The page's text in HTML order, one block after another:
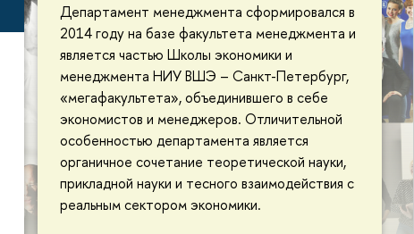
Департамент менеджмента сформировался в
2014 году на базе факультета менеджмента и
является частью Школы экономики и
менеджмента НИУ ВШЭ – Санкт-Петербург,
«мегафакультета», объединившего в себе
экономистов и менеджеров. Отличительной
особенностью департамента является
органичное сочетание теоретической науки,
прикладной науки и тесного взаимодействия с
реальным сектором экономики.